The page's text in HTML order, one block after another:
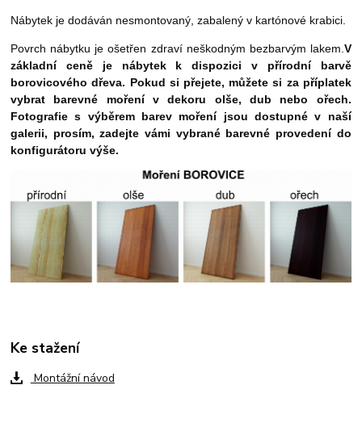
Nábytek je dodáván nesmontovaný, zabalený v kartónové krabici.
Povrch nábytku je ošetřen zdraví neškodným bezbarvým lakem.V
základní ceně je nábytek k dispozici v přírodní barvě
borovicového dřeva. Pokud si přejete, můžete si za příplatek
vybrat barevné mořenív dekoru olše, dub nebo ořech.
Fotografie s výběrem barev moření jsou dostupné v naší
galerii, prosím, zadejte vámi vybrané barevné provedení do
konfigurátoru výše.
Ke stažení
Montážní návod